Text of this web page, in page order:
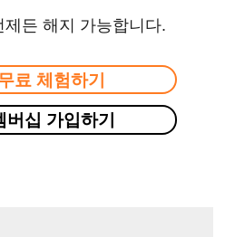
제든 해지 가능합니다.
료 체험하기
십 가입하기